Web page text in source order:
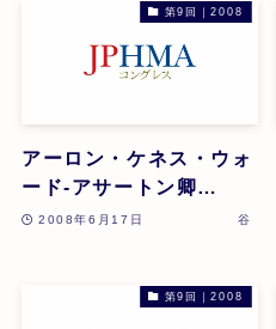
び、コーンウォール公夫
人付き 副秘書官)
第9回｜2008
アーロン・ケネス・ウォ
ード-アサートン卿
(Lord)から祝辞をいただ
2008年6月17日 谷
第9回｜2008